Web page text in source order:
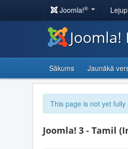
Joomla!®
Sākums Jaunākā
This page is not yet
Joomla! 3 - Tamil